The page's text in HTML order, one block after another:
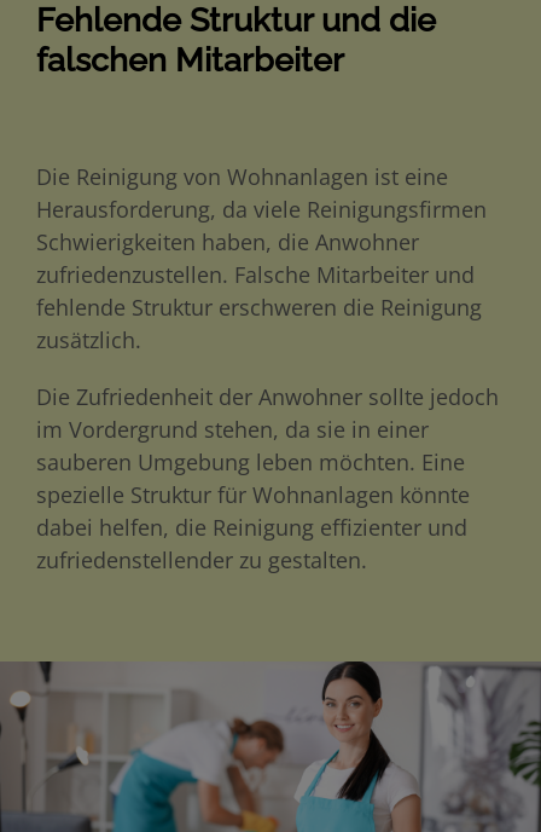
Fehlende Struktur und die
falschen Mitarbeiter
Die Reinigung von Wohnanlagen ist eine
Herausforderung, da viele Reinigungsfirmen
Schwierigkeiten haben, die Anwohner
zufriedenzustellen. Falsche Mitarbeiter und
fehlende Struktur erschweren die Reinigung
zusätzlich.
Die Zufriedenheit der Anwohner sollte jedoch
im Vordergrund stehen, da sie in einer
sauberen Umgebung leben möchten. Eine
spezielle Struktur für Wohnanlagen könnte
dabei helfen, die Reinigung effizienter und
zufriedenstellender zu gestalten.